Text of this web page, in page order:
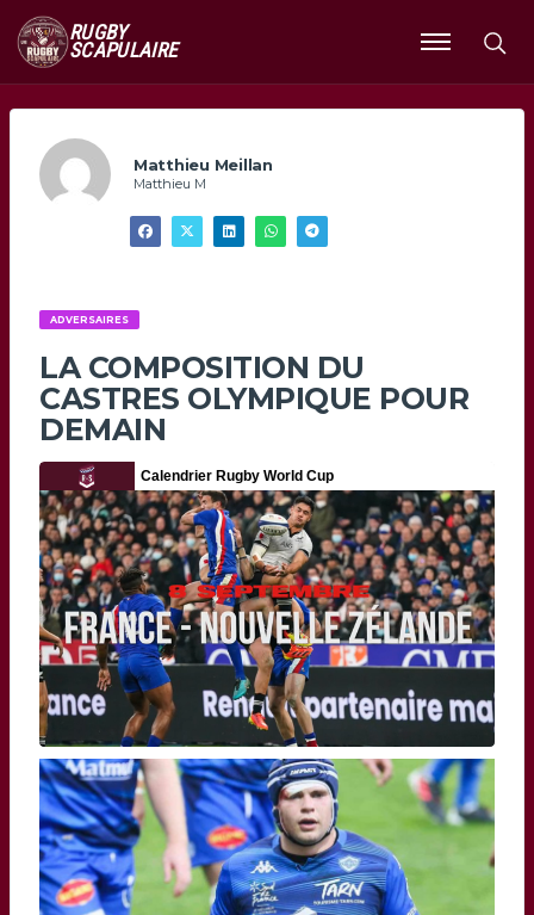
RUGBY
SCAPULAIRE
Ouvrir
le
Matthieu Meillan
Matthieu M
ADVERSAIRES
LA COMPOSITION DU
CASTRES OLYMPIQUE POUR
DEMAIN